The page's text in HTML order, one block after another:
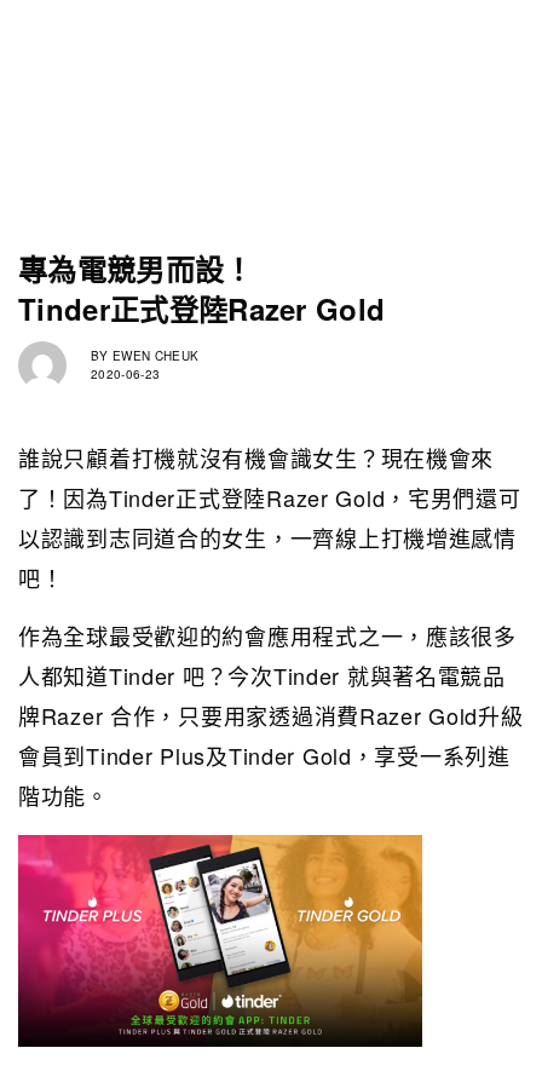
專為電競男而設！
Tinder正式登陸Razer Gold
BY EWEN CHEUK
2020-06-23
誰說只顧着打機就沒有機會識女生？現在機會來
了！因為Tinder正式登陸Razer Gold，宅男們還可
以認識到志同道合的女生，一齊線上打機增進感情
吧！
作為全球最受歡迎的約會應用程式之一，應該很多
人都知道Tinder 吧？今次Tinder 就與著名電競品
牌Razer 合作，只要用家透過消費Razer Gold升級
會員到Tinder Plus及Tinder Gold，享受一系列進
階功能。